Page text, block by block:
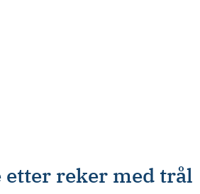
reker med trål